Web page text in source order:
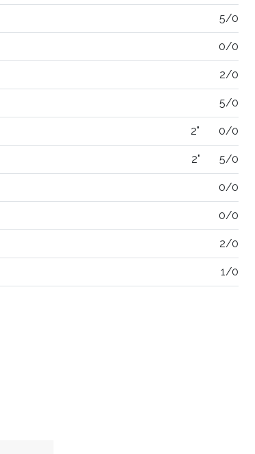
5/0
0/0
2/0
5/0
2" 0/0
2" 5/0
0/0
0/0
2/0
1/0